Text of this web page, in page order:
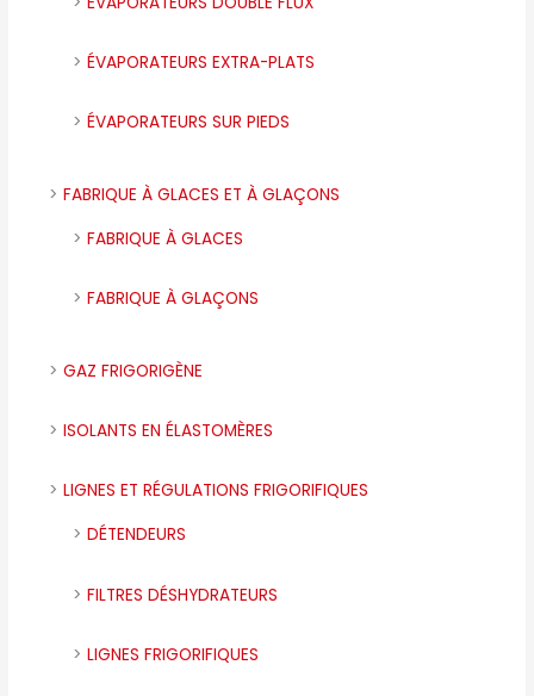
ÉVAPORATEURS EXTRA-PLATS
ÉVAPORATEURS SUR PIEDS
FABRIQUE À GLACES ET À GLAÇONS
FABRIQUE À GLACES
FABRIQUE À GLAÇONS
GAZ FRIGORIGÈNE
ISOLANTS EN ÉLASTOMÈRES
LIGNES ET RÉGULATIONS FRIGORIFIQUES
DÉTENDEURS
FILTRES DÉSHYDRATEURS
LIGNES FRIGORIFIQUES